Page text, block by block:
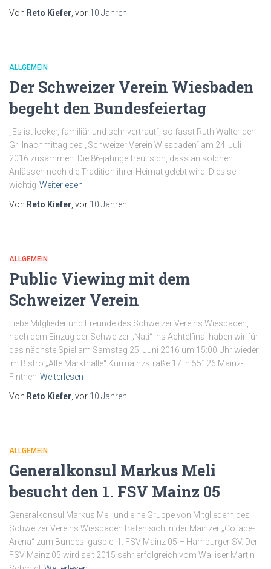
Von Reto Kiefer , vor 10 Jahren
ALLGEMEIN
Der Schweizer Verein Wiesbaden
begeht den Bundesfeiertag
„Es ist locker, familiär und sehr vertraut“, so fasst Ruth Walter den
Grillnachmittag des „Schweizer Verein Wiesbaden“ am 24. Juli
2016 zusammen. Die 86-jährige freut sich, dass an solchen
Anlässen noch die Tradition ihrer Heimat gelebt wird. Dies sei
wichtig Weiterlesen
Von Reto Kiefer , vor 10 Jahren
ALLGEMEIN
Public Viewing mit dem
Schweizer Verein
Liebe Mitglieder und Freunde des Schweizer Vereins Wiesbaden,
nach dem Einzug der Schweizer „Nati“ ins Achtelfinal haben wir für
das nächste Spiel am Samstag 25. Juni 2016 um 15:00 Uhr wieder
im Bistro „Alte Markthalle“ Kurmainzstraße 17 in 55126 Mainz-
Finthen Weiterlesen
Von Reto Kiefer , vor 10 Jahren
ALLGEMEIN
Generalkonsul Markus Meli
besucht den 1. FSV Mainz 05
Generalkonsul Markus Meli und eine Gruppe von Mitgliedern des
Schweizer Vereins Wiesbaden trafen sich in der Mainzer „Coface-
Arena“ zum Bundesligaspiel 1. FSV Mainz 05 – Hamburger SV. Der
FSV Mainz 05 wird seit 2015 sehr erfolgreich vom Walliser Martin